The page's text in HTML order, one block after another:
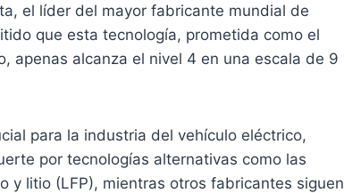
el líder del mayor fabricante mundial de
que esta tecnología, prometida como el
apenas alcanza el nivel 4 en una escala de 9
para la industria del vehículo eléctrico,
por tecnologías alternativas como las
y litio (LFP), mientras otros fabricantes siguen